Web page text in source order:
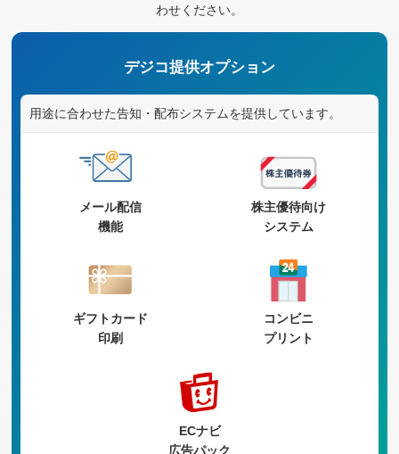
わせください。
デジコ提供オプション
用途に合わせた告知・配布システムを提供しています。
メール配信
機能
株主優待向け
システム
ギフトカード
印刷
コンビニ
プリント
ECナビ
広告パック